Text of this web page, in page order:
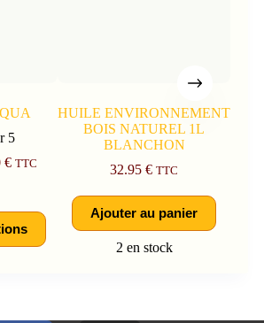
5
€ TTC
HUILE ENVIRONNEMENT
BOIS NATUREL 1L
BLANCHON
32.95€ TTC
Ajouter au panier
2 en stock